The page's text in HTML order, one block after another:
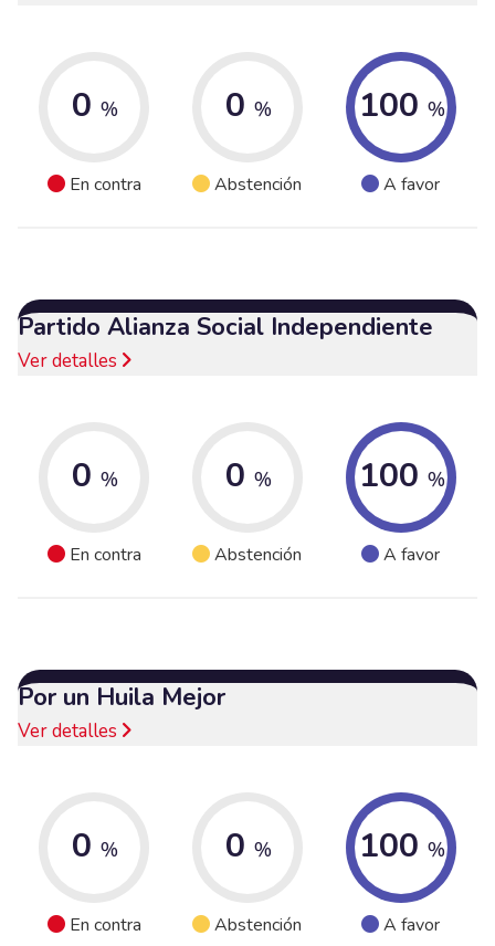
0 %
En contra
0 %
Abstención
100 %
A favor
Partido Alianza Social Independiente
Ver detalles
0 %
En contra
0 %
Abstención
100 %
A favor
Por un Huila Mejor
Ver detalles
0 %
En contra
0 %
Abstención
100 %
A favor